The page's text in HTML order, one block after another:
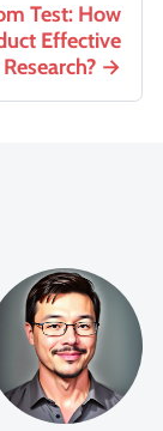
Test: How
Effective